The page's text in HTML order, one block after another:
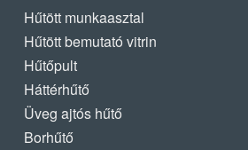
Hűtött munkaasztal
Hűtött bemutató vitrin
Hűtőpult
Háttérhűtő
Üveg ajtós hűtő
Borhűtő